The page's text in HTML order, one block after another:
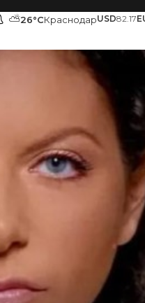
⛅26°CКраснодарUSD82.17